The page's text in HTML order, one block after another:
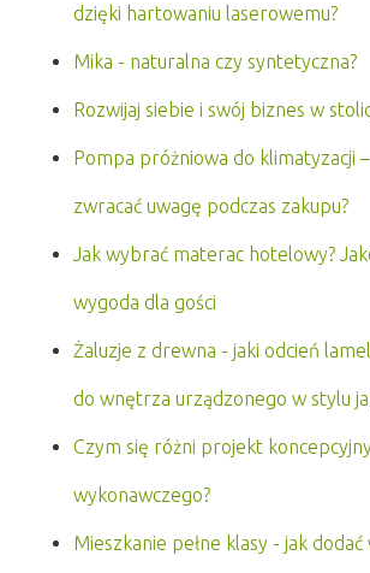
dzięki hartowaniu laserowemu?
Mika - naturalna czy syntetyczna?
Rozwijaj siebie i swój biznes w
Pompa próżniowa do klimatyzacji
zwracać uwagę podczas zakupu?
Jak wybrać materac hotelowy?
wygoda dla gości
Żaluzje z drewna - jaki odcień
do wnętrza urządzonego w stylu
Czym się różni projekt
wykonawczego?
Mieszkanie pełne klasy - jak